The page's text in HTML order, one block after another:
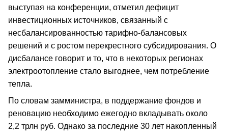
выступая на конференции, отметил дефицит
инвестиционных источников, связанный с
несбалансированностью тарифно-балансовых
решений и с ростом перекрестного субсидирования. О
дисбалансе говорит и то, что в некоторых регионах
электроотопление стало выгоднее, чем потребление
тепла.
По словам замминистра, в поддержание фондов и
реновацию необходимо ежегодно вкладывать около
2,2 трлн руб. Однако за последние 30 лет накопленный